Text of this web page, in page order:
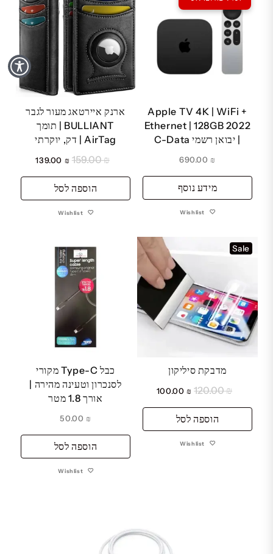
Apple TV 4K | WiFi +
Ethernet | 128GB 2022
| יבואן רשמי C-Data
₪
מידע נוסף
Wishlist
ארנק איירטאג מעור לגבר
BULLIANT | תומך
AirTag | דק, יוקרתי
₪
159.00
המחיר
היה:
₪ 159.00.
₪
המחיר
₪ 139.00.
הוספה לסל
Wishlist
Sale
מדבקת סיליקון
₪
120.00
המחיר
היה:
₪ 120.00.
₪
המחיר
₪ 100.00.
הוספה לסל
Wishlist
כבל Type-C מקורי
לסנכרון וטעינה מהירה |
אורך 1.8 מטר
₪
הוספה לסל
Wishlist